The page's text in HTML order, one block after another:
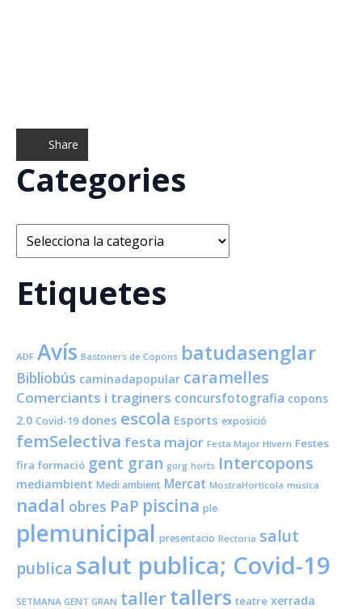
Share
Categories
Categories
Etiquetes
ADF Avís Bastoners de Copons batudasenglar
Bibliobús caminadapopular caramelles
Comerciants i traginers concursfotografia copons
2.0 Covid-19 dones escola Esports exposició
femSelectiva festa major Festa Major Hivern Festes
fira formació gent gran gorg horts Intercopons
mediambient Medi ambient Mercat MostraHortícola música
nadal obres PaP piscina ple
plemunicipal presentacio Rectoria salut
publica salut publica; Covid-19
SETMANA GENT GRAN taller tallers teatre xerrada